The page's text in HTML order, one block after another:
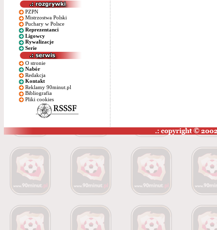
PZPN
Mistrzostwa Polski
Puchary w Polsce
Reprezentanci
Ligowcy
Rywalizacje
Serie
O stronie
Nabór
Redakcja
Kontakt
Reklamy 90minut.pl
Bibliografia
Pliki cookies